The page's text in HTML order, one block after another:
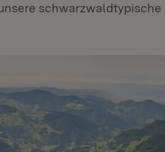
schwarzwaldtypische